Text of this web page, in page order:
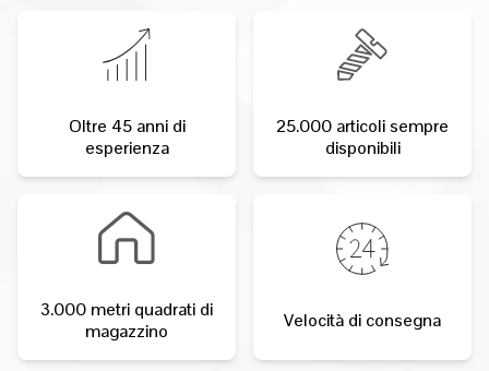
Oltre 45 anni di
esperienza
25.000 articoli sempre
disponibili
3.000 metri quadrati di
magazzino
Velocità di consegna